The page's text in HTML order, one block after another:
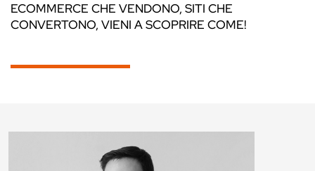
ECOMMERCE CHE VENDONO, SITI CHE
CONVERTONO, VIENI A SCOPRIRE COME!